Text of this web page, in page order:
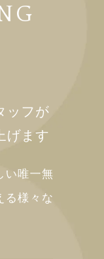
ッフが
げます
い唯一無
る様々な